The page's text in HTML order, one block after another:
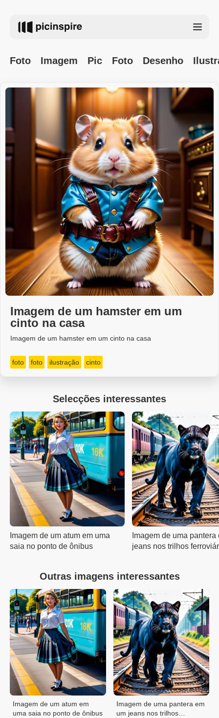
Foto Imagem Pic Foto Desenho
Imagem de um hamster em um
cinto na casa
Imagem de um hamster em um cinto na casa
foto foto ilustração cinto
Selecções interessantes
Imagem de um atum em uma
saia no ponto de ônibus
Imagem de uma pantera
jeans nos trilhos
Outras imagens interessantes
Imagem de um atum em
uma saia no ponto de ônibus
Imagem de uma pantera em
um jeans nos trilhos